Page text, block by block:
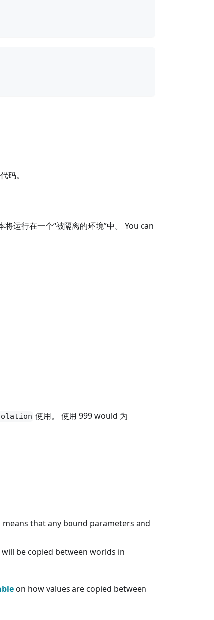
码。
将运行在一个“被隔离的环境”中。 You can
使用。 使用 999 would 为
means that any bound parameters and
be copied between worlds in
on how values are copied between